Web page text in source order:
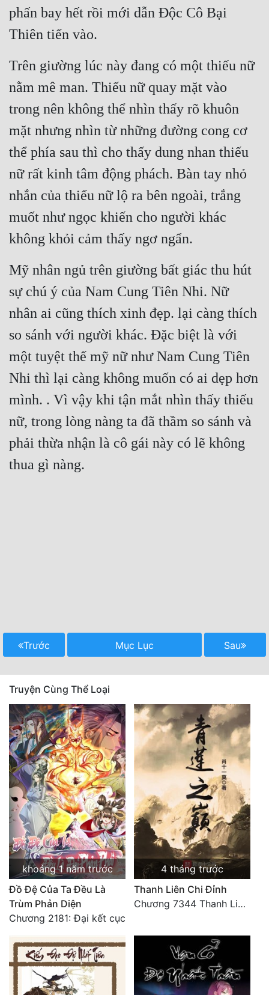
phấn bay hết rồi mới dẫn Độc Cô Bại
Thiên tiến vào.
Trên giường lúc này đang có một thiếu nữ
nằm mê man. Thiếu nữ quay mặt vào
trong nên không thể nhìn thấy rõ khuôn
mặt nhưng nhìn từ những đường cong cơ
thể phía sau thì cho thấy dung nhan thiếu
nữ rất kinh tâm động phách. Bàn tay nhỏ
nhắn của thiếu nữ lộ ra bên ngoài, trắng
muốt như ngọc khiến cho người khác
không khỏi cảm thấy ngơ ngẩn.
Mỹ nhân ngủ trên giường bất giác thu hút
sự chú ý của Nam Cung Tiên Nhi. Nữ
nhân ai cũng thích xinh đẹp. lại càng thích
so sánh với người khác. Đặc biệt là với
một tuyệt thế mỹ nữ như Nam Cung Tiên
Nhi thì lại càng không muốn có ai dẹp hơn
mình. . Vì vậy khi tận mắt nhìn thấy thiếu
nữ, trong lòng nàng ta đã thầm so sánh và
phải thừa nhận là cô gái này có lẽ không
thua gì nàng.
Trước Mục Lục Sau
Truyện Cùng Thể Loại
khoảng 1 năm trước
Đồ Đệ Của Ta Đều Là
Trùm Phản Diện
Chương 2181: Đại kết cục
4 tháng trước
Thanh Liên Chi Đỉnh
Chương 7344 Thanh Liên đỉnh (Đại kết cục) (2) HẾT.